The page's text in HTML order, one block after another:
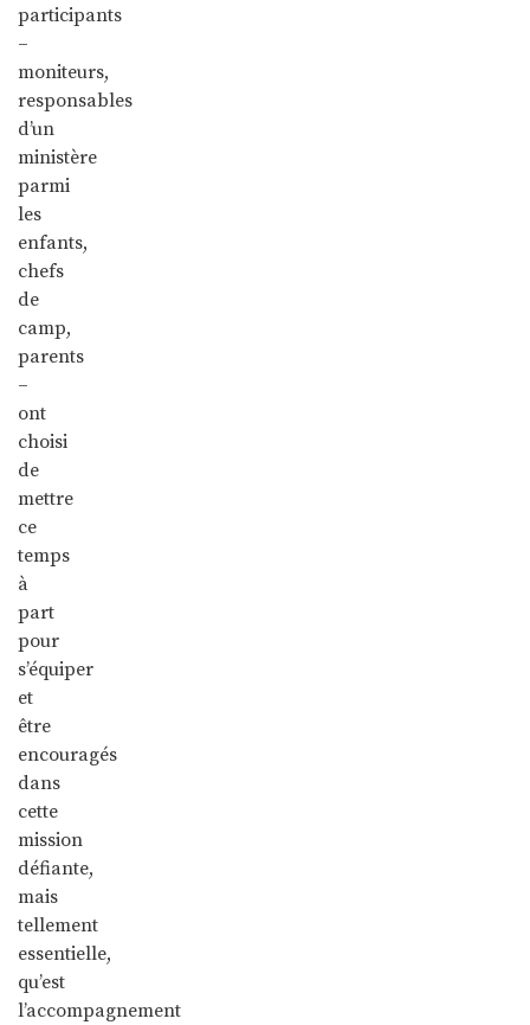
participants
–
moniteurs,
responsables
d’un
ministère
parmi
les
enfants,
chefs
de
camp,
parents
–
ont
choisi
de
mettre
ce
temps
à
part
pour
s’équiper
et
être
encouragés
dans
cette
mission
défiante,
mais
tellement
essentielle,
qu’est
l’accompagnement